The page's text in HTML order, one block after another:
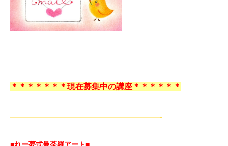
——————————————————————–
＊＊＊＊＊＊＊現在募集中の講座＊＊＊＊＊＊
—————————————————————-